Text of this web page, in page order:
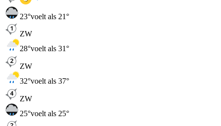
23°voelt als 21°
ZW
28°voelt als 31°
ZW
32°voelt als 37°
ZW
25°voelt als 25°